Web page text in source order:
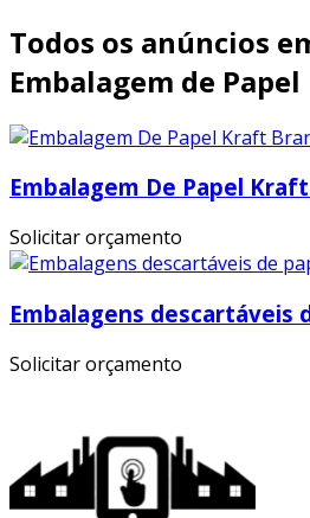
Todos os anúncios
Embalagem de Papel
Embalagem De Papel
Solicitar orçamento
Embalagens descartáveis
Solicitar orçamento